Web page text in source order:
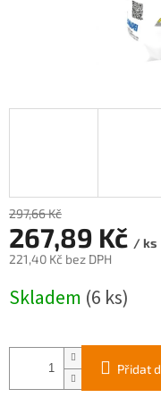
297,66 Kč
267,89 Kč / ks
221,40 Kč bez DPH
cena:
Skladem (6 ks)
Přidat